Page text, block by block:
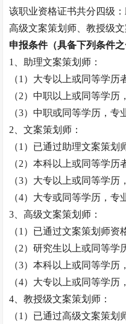
该职业资格证书共分四级
高级文案策划师、教授级文
申报条件（具备下列条件之
1、助理文案策划师：
（1）大专以上或同等学历
（2）中职以上或同等学历
（3）中职或同等学历，专
2、文案策划师：
（1）已通过助理文案策划
（2）本科以上或同等学历
（3）大专以上或同等学历
（4）大专或同等学历，专
3、高级文案策划师：
（1）已通过文案策划师资
（2）研究生以上或同等学
（3）本科以上或同等学历
（4）大专以上或同等学历
4、教授级文案策划师：
（1）已通过高级文案策划